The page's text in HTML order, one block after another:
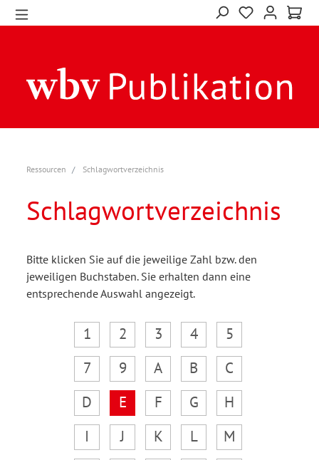
Ressourcen Schlagwortverzeichnis
Schlagwortverzeichnis
Bitte klicken Sie auf die jeweilige Zahl bzw. den
jeweiligen Buchstaben. Sie erhalten dann eine
entsprechende Auswahl angezeigt.
1 2 3 4
5
7
9 A B
C
D
E F G
H
I
J K L
M